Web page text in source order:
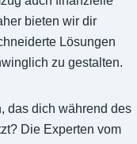
bieten wir dir
Lösungen
zu gestalten.
das dich während des
Die Experten vom